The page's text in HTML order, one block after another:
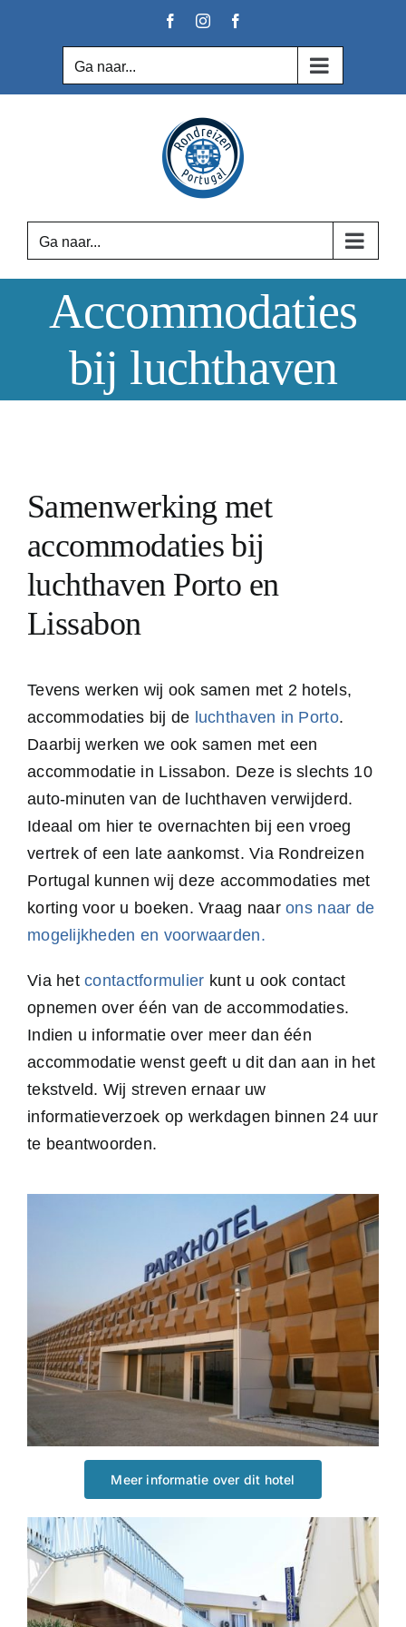
FacebookInstagram
Ga naar...
Ga naar...
Accommodaties
bij luchthaven
Samenwerking met
accommodaties bij
luchthaven Porto en
Lissabon
Tevens werken wij ook samen met 2 hotels,
accommodaties bij de luchthaven in Porto.
Daarbij werken we ook samen met een
accommodatie in Lissabon. Deze is slechts 10
auto-minuten van de luchthaven verwijderd.
Ideaal om hier te overnachten bij een vroeg
vertrek of een late aankomst. Via Rondreizen
Portugal kunnen wij deze accommodaties met
korting voor u boeken. Vraag naarons naar de
mogelijkheden en voorwaarden.
Via hetcontactformulier kunt u ook contact
opnemen over één van de accommodaties.
Indien u informatie over meer dan één
accommodatie wenst geeft u dit dan aan in het
tekstveld. Wij streven ernaar uw
informatieverzoek op werkdagen binnen 24 uur
te beantwoorden.
Meer informatie over dit hotel